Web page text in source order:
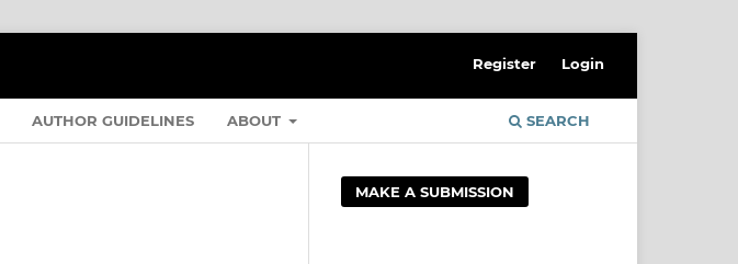
AUTHOR GUIDELINES ABOUT SEARCH
Register Login
MAKE A SUBMISSION